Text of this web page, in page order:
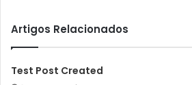
Artigos Relacionados
Test Post Created